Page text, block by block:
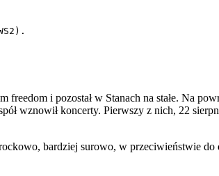
i pozostał w Stanach na stałe. Na
wznowił koncerty. Pierwszy z nich, 22
bardziej surowo, w przeciwieństwie do